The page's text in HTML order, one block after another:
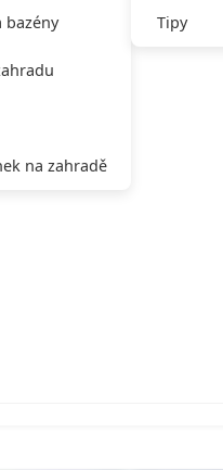
bazény
na zahradě
Tipy